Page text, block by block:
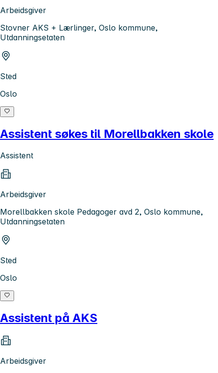
Arbeidsgiver
Stovner AKS + Lærlinger, Oslo kommune,
Utdanningsetaten
Sted
Oslo
Assistent søkes til Morellbakken skole
Assistent
Arbeidsgiver
Morellbakken skole Pedagoger avd 2, Oslo kommune,
Utdanningsetaten
Sted
Oslo
Assistent på AKS
Arbeidsgiver